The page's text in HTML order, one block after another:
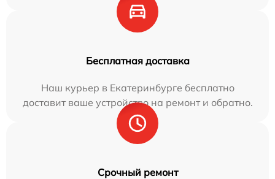
Бесплатная доставка
Наш курьер в Екатеринбурге бесплатно
доставит ваше устройство на ремонт и обратно.
Срочный ремонт